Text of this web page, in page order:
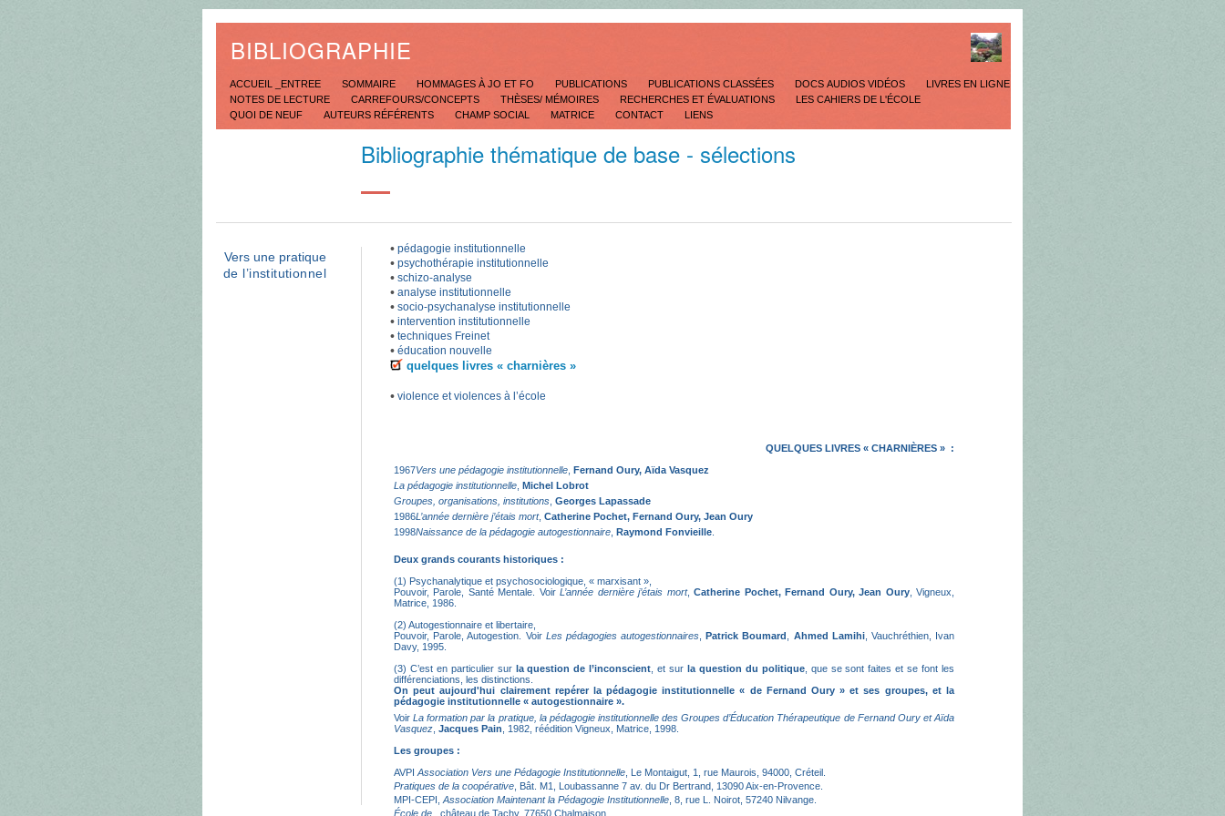
BIBLIOGRAPHIE
ACCUEIL _ENTREE SOMMAIRE HOMMAGES À JO ET FO PUBLICATIONS PUBLICATIONS CLASSÉES DOCS AUDIOS VIDÉOS
LIVRES EN LIGNE
NOTES DE LECTURE
CARREFOURS/CONCEPTS THÈSES/ MÉMOIRES RECHERCHES ET ÉVALUATIONS
LES CAHIERS DE L'ÉCOLE
QUOI DE NEUF
AUTEURS RÉFÉRENTS CHAMP SOCIAL MATRICE CONTACT LIENS
QUELQUES LIVRES « CHARNIÈRES » :
1967Vers une pédagogie institutionnelle Fernand Oury, Aïda Vasquez
La pédagogie institutionnelle Michel Lobrot
Groupes, organisations, institutions Georges Lapassade
1986L’année dernière j’étais mort, Catherine Pochet, Fernand Oury, Jean Oury
1998Naissance de la pédagogie autogestionnaire Raymond Fonvieille
Deux grands courants historiques :
(1) Psychanalytique et psychosociologique, « marxisant »,
Pouvoir, Parole, Santé Mentale. VoirL’année dernière j’étais mort,Catherine Pochet, Fernand Oury, Jean Oury, Vigneux,
Matrice, 1986.
(2) Autogestionnaire et libertaire,
Pouvoir, Parole, Autogestion. Voir Les pédagogies autogestionnaires ,Patrick Boumard Ahmed Lamihi, Vauchréthien, Ivan
Davy, 1995.
(3) C’est en particulier sur la question de l’inconscient , et surla question du politique, que se sont faites et se font les
différenciations, les distinctions.
On peut aujourd'hui clairement repérer la pédagogie institutionnelle « de Fernand Oury » et ses groupes, et la
pédagogie institutionnelle « autogestionnaire ».
VoirLa formation par la pratique, la pédagogie institutionnelle des Groupes d’Éducation Thérapeutique de Fernand Oury et Aïda
Vasquez Jacques Pain , 1982, réédition Vigneux, Matrice, 1998.
Les groupes :
AVPI Association Vers une Pédagogie Institutionnelle , Le Montaigut, 1, rue Maurois, 94000, Créteil.
Pratiques de la coopérative , Bât. M1, Loubassanne 7 av. du Dr Bertrand, 13090 Aix-en-Provence.
MPI-CEPI, Association Maintenant la Pédagogie Institutionnelle , 8, rue L. Noirot, 57240 Nilvange.
École de
, château de Tachy, 77650 Chalmaison.
• pédagogie institutionnelle
• psychothérapie institutionnelle
• schizo-analyse
• analyse institutionnelle
• socio-psychanalyse institutionnelle
• intervention institutionnelle
• techniques Freinet
• éducation nouvelle
quelques livres « charnières »
• violence et violences à l’école
Bibliographie thématique de base - sélections
Vers une pratique
de l’institutionnel